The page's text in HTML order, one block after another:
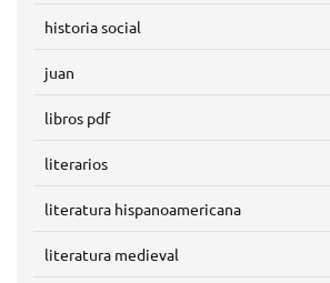
historia social
juan
libros pdf
literarios
literatura hispanoamericana
literatura medieval